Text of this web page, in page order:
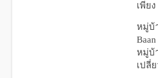
เพีย
หมู่บ้
หมู่บ้
เปลี่